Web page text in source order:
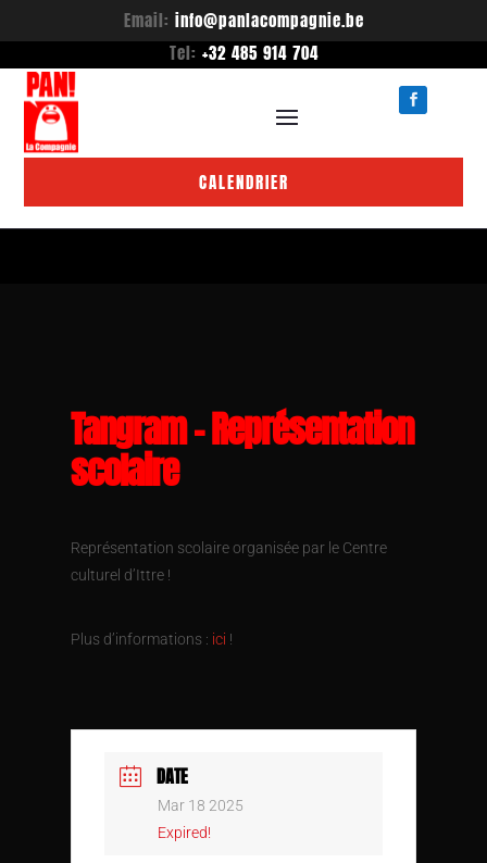
Email: info@panlacompagnie.be
Tel: +32 485 914 704
CALENDRIER
Tangram – Représentation
scolaire
Représentation scolaire organisée par le Centre
culturel d’Ittre !
Plus d’informations : ici !
DATE
Mar 18 2025
Expired!